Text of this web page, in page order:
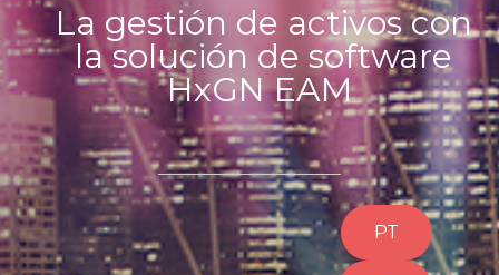
La gestión de activos con
la solución de software
HxGN EAM
PT